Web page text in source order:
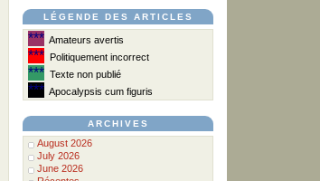
LÉGENDE DES ARTICLES
*** Amateurs avertis
*** Politiquement incorrect
*** Texte non publié
*** Apocalypsis cum figuris
ARCHIVES
August 2026
July 2026
June 2026